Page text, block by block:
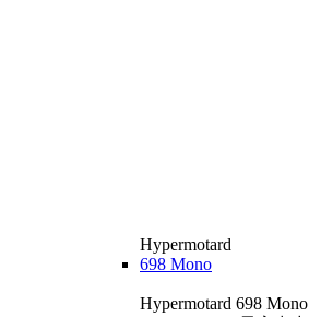
Hypermotard
698 Mono
Hypermotard 698 Mono